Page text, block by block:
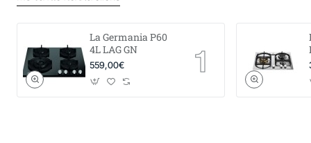
La Germania P60
4L LAG GN
559,00€